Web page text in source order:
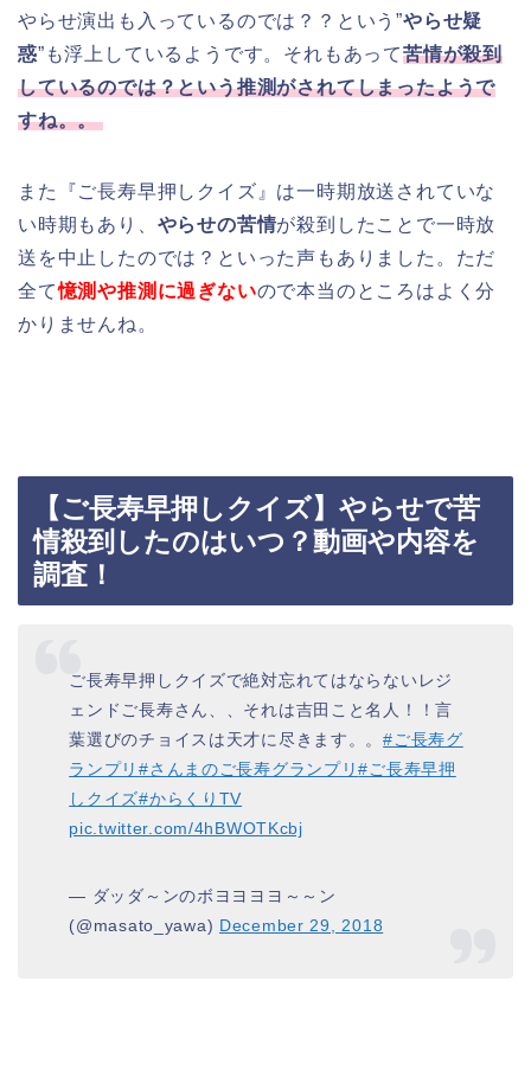
やらせ演出も入っているのでは？？という”やらせ疑
惑”も浮上しているようです。それもあって苦情が殺到
しているのでは？という推測がされてしまったようで
すね。。
また『ご長寿早押しクイズ』は一時期放送されていな
い時期もあり、 やらせの苦情が殺到したことで一時放
送を中止したのでは？といった声もありました。ただ
全て憶測や推測に過ぎないので本当のところはよく分
かりませんね。
【ご長寿早押しクイズ】やらせで苦
情殺到したのはいつ？動画や内容を
調査！
ご長寿早押しクイズで絶対忘れてはならないレジ
ェンドご長寿さん、、それは吉田こと名人！！言
葉選びのチョイスは天才に尽きます。。#ご長寿グ
ランプリ#さんまのご長寿グランプリ#ご長寿早押
しクイズ#からくりTV
pic.twitter.com/4hBWOTKcbj
— ダッダ～ンのボヨヨヨヨ～～ン
(@masato_yawa) December 29, 2018